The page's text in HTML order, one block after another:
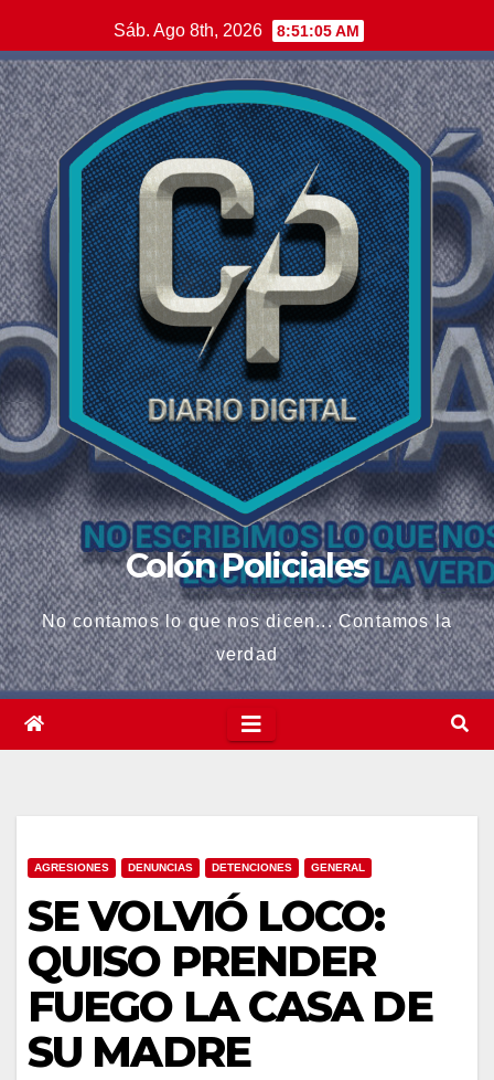
al
contenido
Sáb. Ago 8th, 2026 8:51:06 AM
Colón Policiales
No contamos lo que nos dicen... Contamos la
verdad
AGRESIONES DENUNCIAS DETENCIONES GENERAL
SE VOLVIÓ LOCO:
QUISO PRENDER
FUEGO LA CASA DE
SU MADRE